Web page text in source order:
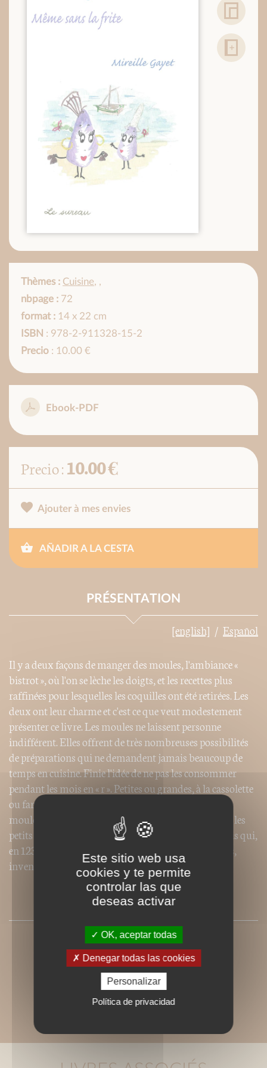
Thèmes : Cuisine, ,
nbpage : 72
format : 14 x 22 cm
ISBN : 978-2-911328-15-2
Precio : 10.00 €
Ebook-PDF
Precio :10.00 €
Ajouter à mes envies
AÑADIR A LA CESTA
PRÉSENTATION
[english] Español
Il y a deux façons de manger des moules, l'ambiance «
bistrot », où l'on se lèche les doigts, et les recettes plus
raffinées pour lesquelles les coquilles ont été retirées. Les
deux ont leur charme et c'est ce que veut modestement
présenter ce livre. Les moules ne laissent personne
indifférent. Elles offrent de très nombreuses possibilités
de préparations qui ne demandent jamais beaucoup de
temps en cuisine. Finie l'idée de ne pas les consommer
pendant les mois en « r ». Petites ou grandes, à la cassolette
ou farcies, en entrée, en soupe ou en plat principal, les
moules sont toujours bien accueillies sur la table par les
petits et les grands. Merci à Patrick Walton, lIrlandais qui,
en 1235, ayant fait naufrage sur les côtes charentaises,
inventa à son insu les premiers bouchots.
PRESSE
Este sitio web usa
cookies y te permite
controlar las que
deseas activar
OK, aceptar todas
Denegar todas las cookies
Personalizar
Política de privacidad